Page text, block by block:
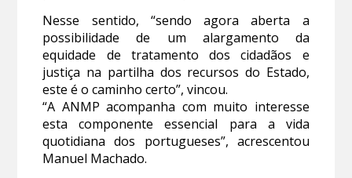
Nesse sentido, “sendo agora aberta a
possibilidade de um alargamento da
equidade de tratamento dos cidadãos e
justiça na partilha dos recursos do Estado,
este é o caminho certo”, vincou.
“A ANMP acompanha com muito interesse
esta componente essencial para a vida
quotidiana dos portugueses”, acrescentou
Manuel Machado.